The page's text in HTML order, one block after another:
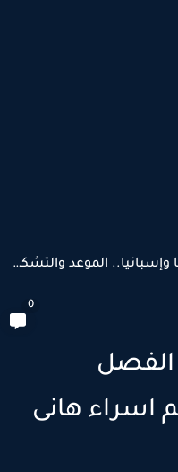
تشكيل منتخب إسبانيا وبلجيكا المتوقع في كأس العالم 2026
15 بقلم اسراء هانى